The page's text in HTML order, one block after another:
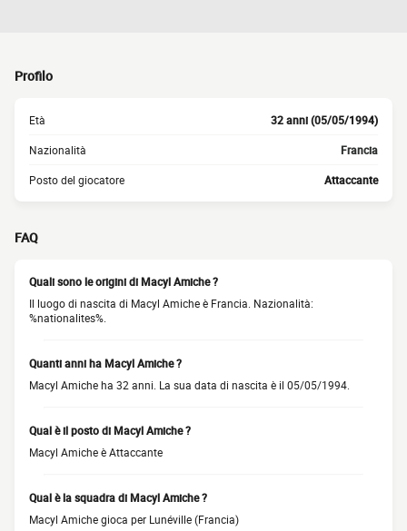
Profilo
Età 32 anni (05/05/1994)
Nazionalità Francia
Posto del giocatore Attaccante
FAQ
Quali sono le origini di Macyl Amiche ?
Il luogo di nascita di Macyl Amiche è Francia. Nazionalità:
%nationalites%.
Quanti anni ha Macyl Amiche ?
Macyl Amiche ha 32 anni. La sua data di nascita è il 05/05/1994.
Qual è il posto di Macyl Amiche ?
Macyl Amiche è Attaccante
Qual è la squadra di Macyl Amiche ?
Macyl Amiche gioca per Lunéville (Francia)